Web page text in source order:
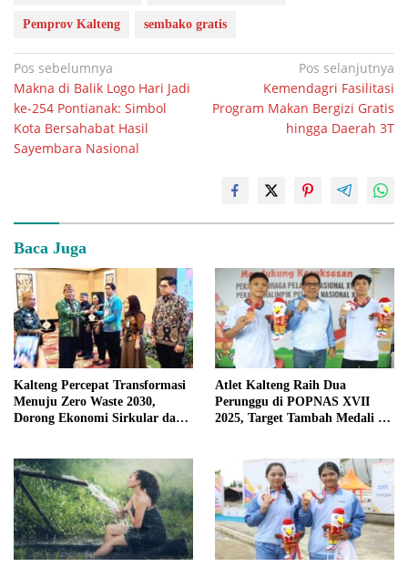
Pemprov Kalteng sembako gratis
Navigasi
pos
Pos sebelumnya
Makna di Balik Logo Hari Jadi
ke-254 Pontianak: Simbol
Kota Bersahabat Hasil
Sayembara Nasional
Pos selanjutnya
Kemendagri Fasilitasi
Program Makan Bergizi Gratis
hingga Daerah 3T
Baca Juga
Kalteng Percepat Transformasi
Menuju Zero Waste 2030,
Dorong Ekonomi Sirkular dan
Atlet Kalteng Raih Dua
Perunggu di POPNAS XVII
2025, Target Tambah Medali di